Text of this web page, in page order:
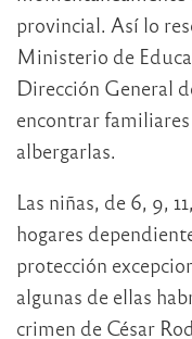
provincial. Así lo
Ministerio de
Dirección General
encontrar
albergarlas.
Las niñas, de 6, 9,
hogares
protección
algunas de ellas
crimen de César